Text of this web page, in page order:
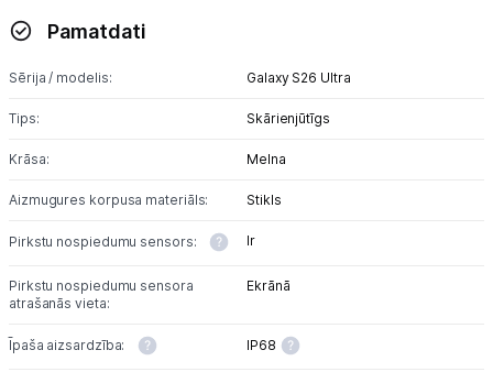
Pamatdati
Sērija / modelis: Galaxy S26 Ultra
Tips: Skārienjūtīgs
Krāsa: Melna
Aizmugures korpusa materiāls: Stikls
Pirkstu nospiedumu sensors: Ir
Pirkstu nospiedumu sensora
atrašanās vieta:
Ekrānā
Īpaša aizsardzība: IP68